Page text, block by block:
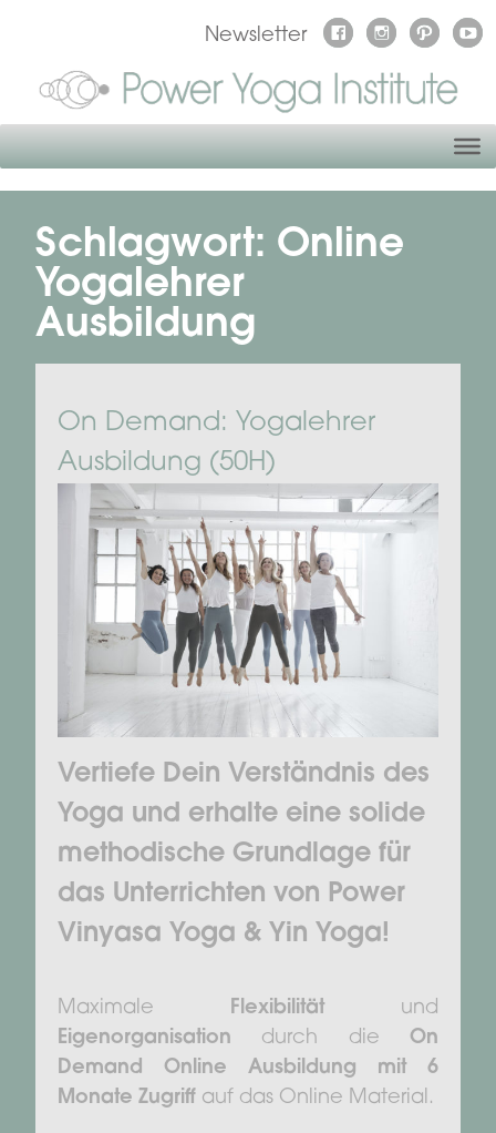
Newsletter
Schlagwort: Online
Yogalehrer
Ausbildung
On Demand: Yogalehrer
Ausbildung (50H)
Vertiefe Dein Verständnis des
Yoga und erhalte eine solide
methodische Grundlage für
das Unterrichten von Power
Vinyasa Yoga & Yin Yoga!
Maximale Flexibilität und
Eigenorganisation durch die On
Demand Online Ausbildung mit 6
Monate Zugriff auf das Online Material.